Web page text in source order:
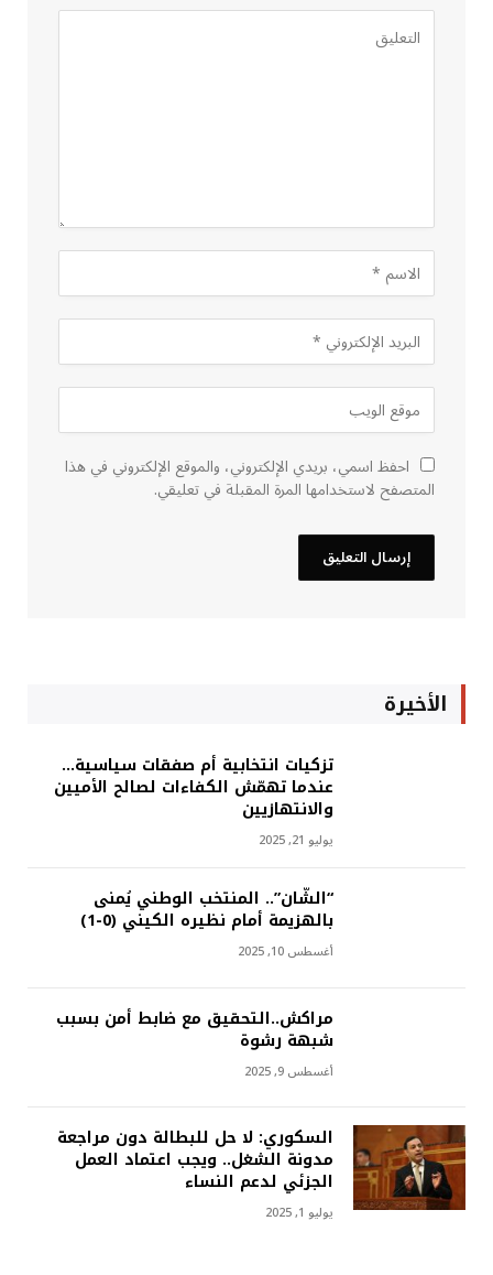
احفظ اسمي، بريدي الإلكتروني، والموقع الإلكتروني في هذا
المتصفح لاستخدامها المرة المقبلة في تعليقي.
الأخيرة
تزكيات انتخابية أم صفقات سياسية…
عندما تهمّش الكفاءات لصالح الأميين
والانتهازيين
يوليو 21, 2025
“الشّان”.. المنتخب الوطني يُمنى
بالهزيمة أمام نظيره الكيني (0-1)
أغسطس 10, 2025
مراكش..التحقيق مع ضابط أمن بسبب
شبهة رشوة
أغسطس 9, 2025
السكوري: لا حل للبطالة دون مراجعة
مدونة الشغل.. ويجب اعتماد العمل
الجزئي لدعم النساء
يوليو 1, 2025